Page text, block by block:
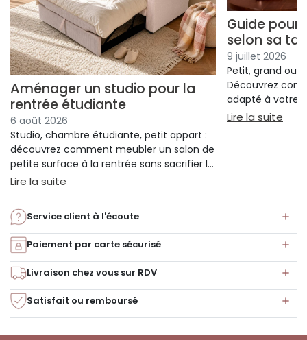
Aménager un studio pour la
rentrée étudiante
6 août 2026
Studio, chambre étudiante, petit appart :
découvrez comment meubler un salon de
petite surface à la rentrée sans sacrifier le
confort ni l'espace.
Lire la suite
Guide pour
selon sa
9 juillet 2026
Petit, grand ou
Découvrez
adapté à votre
et à votre
Lire la suite
Service client à l'écoute
Paiement par carte sécurisé
Livraison chez vous sur RDV
Satisfait ou remboursé